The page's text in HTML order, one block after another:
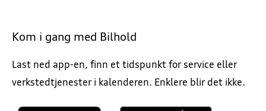
Kom i gang med Bilhold
Last ned app-en, finn et tidspunkt for service eller
verkstedtjenester i kalenderen. Enklere blir det ikke.